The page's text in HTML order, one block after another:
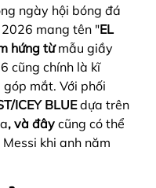
ngày hội bóng đá
mang tên "EL
hứng từmẫu giầy
cũng chính là kĩ
mắt. Với phối
ICEY BLUEdựa trên
, và đây cũng có thể
khi anh năm